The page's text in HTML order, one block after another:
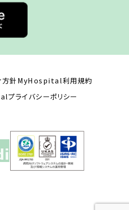
登録して
できます
とはでき
が、本人の
ますか？
人として
方針MyHospital利用規約
ライバシーポリシー